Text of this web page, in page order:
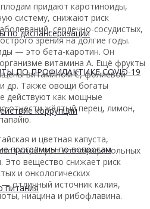
по диспансеризации
ПО ПРОФИЛАКТИКЕ COVID-19
коррупции
программы по вопросам
питания
придают каротиноиды,
систему, снижают риск
сердечно-сосудистых,
зрения на долгие годы.
— это бета-каротин. Он
витамина А. Ещё фрукты
витамином С, фолиевой
др. Также овощи богаты
действуют как мощные
отнести жёлтый перец, лимон,
и цветная капуста,
свой цвет от полифенольных
Это вещество снижает риск
и онкологических
отличный источник калия,
ниацина и рибофлавина.